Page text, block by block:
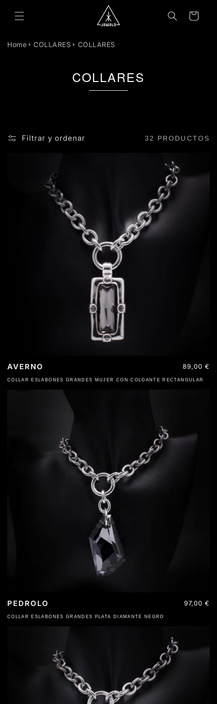
CONTENIDO
Carrito
Home COLLARES COLLARES
COLLARES
Filtrar y ordenar 32 PRODUCTOS
COLLAR ESLABONES GRANDES MUJER CON COLGANTE RECTANGULAR
AVERNO
Precio
89,00 €
ACERO INOXIDABLE
COLLAR ESLABONES GRANDES PLATA DIAMANTE NEGRO
PEDROLO
Precio
97,00 €